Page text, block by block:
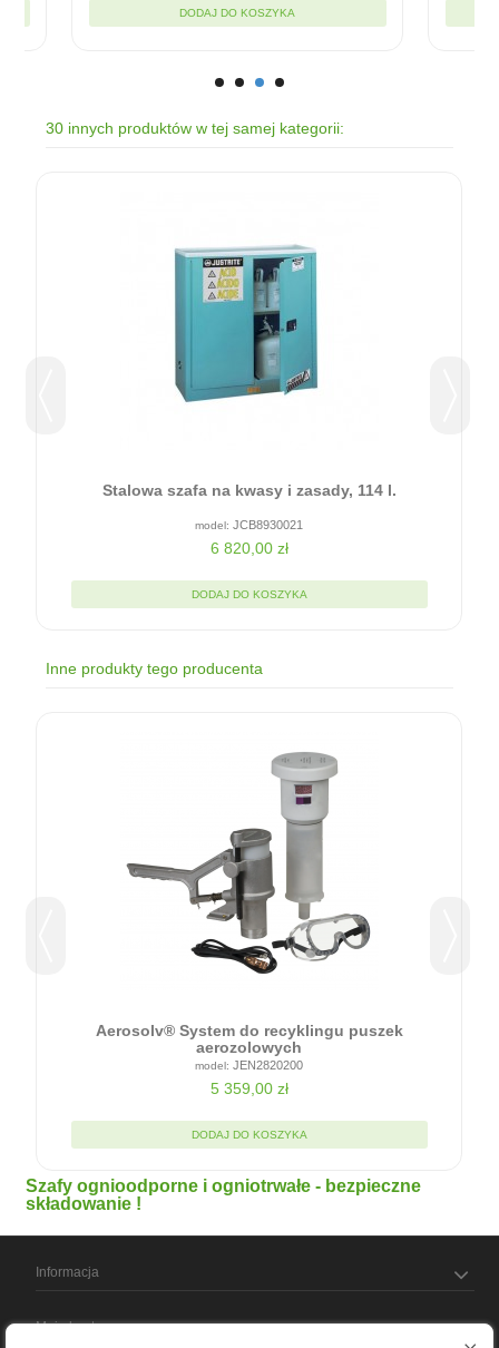
DODAJ DO KOSZYKA
30 innych produktów w tej samej kategorii:
Stalowa szafa na kwasy i zasady, 114 l.
JCB8930021
6 820,00 zł
DODAJ DO KOSZYKA
Inne produkty tego producenta
Aerosolv® System do recyklingu puszek
aerozolowych
JEN2820200
5 359,00 zł
DODAJ DO KOSZYKA
Szafy ognioodporne i ogniotrwałe - bezpieczne
składowanie !
Informacja
Moje konto